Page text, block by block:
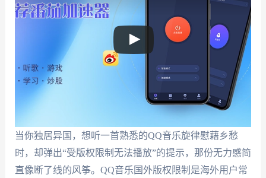
当你独居异国，想听一首熟悉的QQ音乐旋律慰藉乡愁
时，却弹出“受版权限制无法播放”的提示，那份无力感简
直像断了线的风筝。QQ音乐国外版权限制是海外用户常